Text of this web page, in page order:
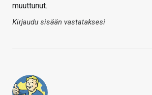
muuttunut.
Kirjaudu sisään vastataksesi